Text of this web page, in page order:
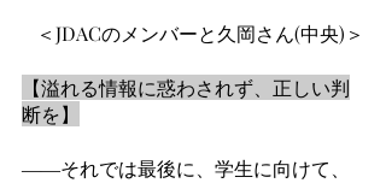
＜JDACのメンバーと久岡さん(中央)＞
【溢れる情報に惑わされず、正しい判
断を】
――それでは最後に、学生に向けて、